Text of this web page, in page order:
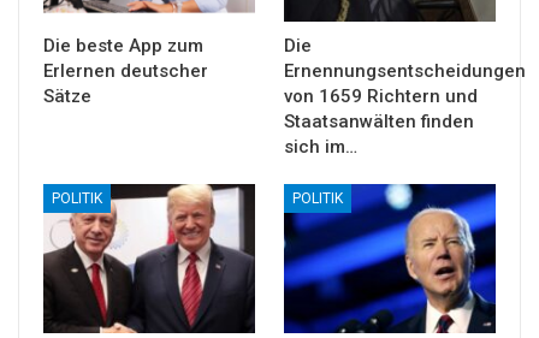
Die beste App zum
Erlernen deutscher
Sätze
Die
Ernennungsentscheidungen
von 1659 Richtern und
Staatsanwälten finden
sich im…
POLITIK POLITIK